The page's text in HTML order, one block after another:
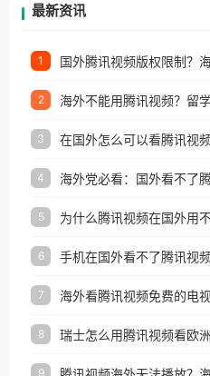
最新资讯
1
2
3
4
5
6
7
8
9